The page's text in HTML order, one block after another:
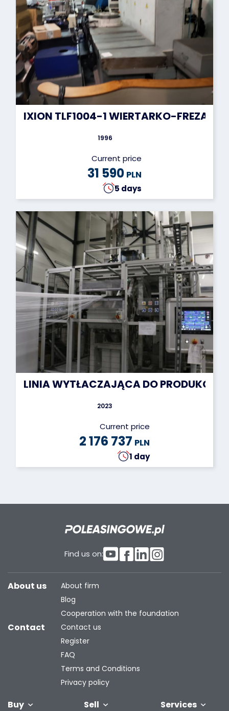
IXION TLF1004-1 WIERTARKO-FREZARKA
1996
Current price
31 590 PLN
5 days
LINIA WYTŁACZAJĄCA DO PRODUKCJI
2023
Current price
2 176 737 PLN
1 day
Find us on:
Buy Sell Services
About us
About firm
Blog
Cooperation with the foundation
Contact
Contact us
Register
FAQ
Terms and Conditions
Privacy policy